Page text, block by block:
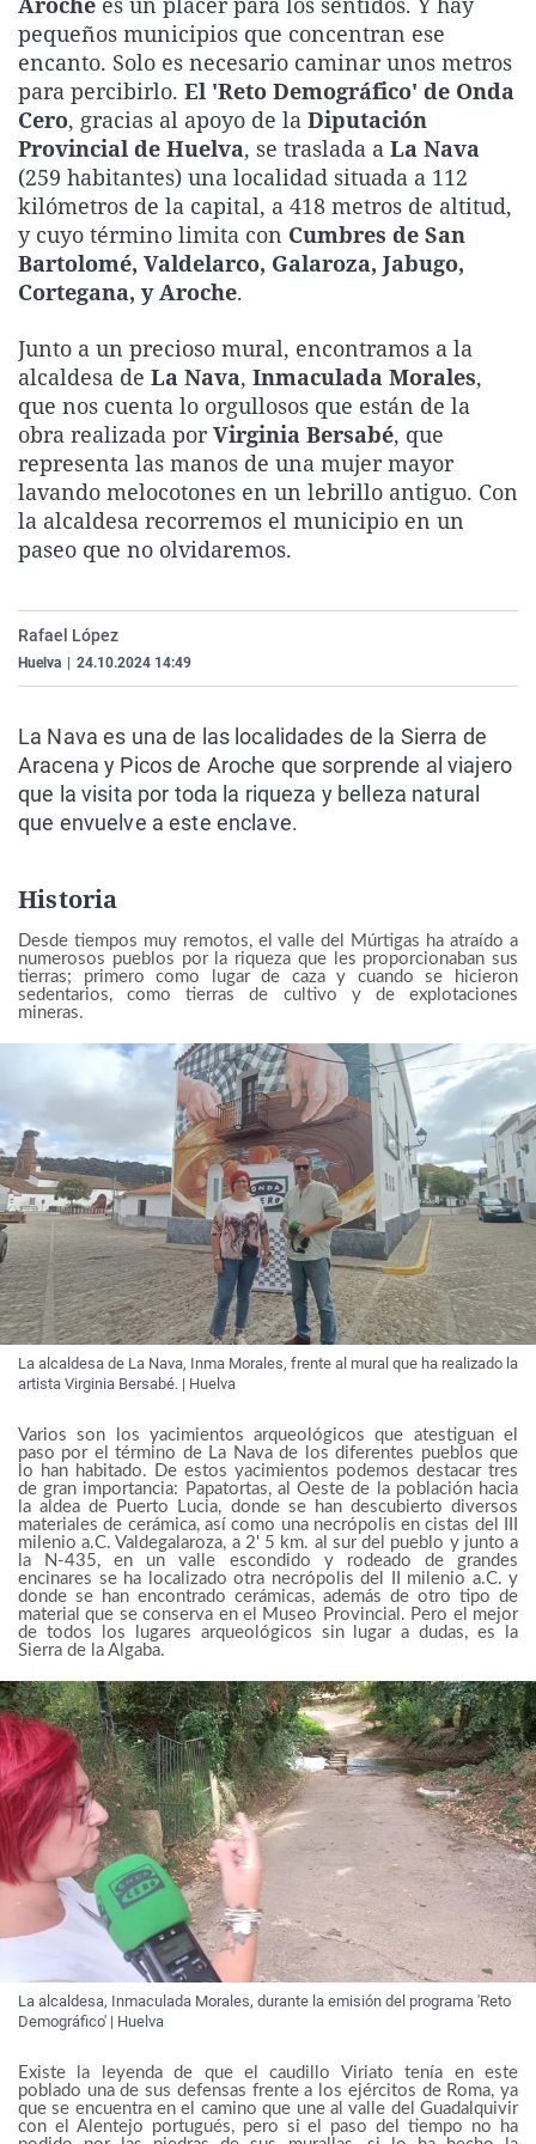
La rosa de los vientos
Gente viajera
Como el perro y el
Caso
Retornados
Equipo de
Operación Viuda
Extremadura
Galicia
La Rioja
Navarra
País Vasco
Virales
Televisión
Elecciones
pequeños municipios que concentran ese
encanto. Solo es necesario caminar unos metros
para percibirlo. El 'Reto Demográfico' de Onda
Cero, gracias al apoyo de la Diputación
Provincial de Huelva, se traslada a La Nava
(259 habitantes) una localidad situada a 112
kilómetros de la capital, a 418 metros de altitud,
y cuyo término limita con Cumbres de San
Bartolomé, Valdelarco, Galaroza, Jabugo,
Cortegana, y Aroche.
Junto a un precioso mural, encontramos a la
alcaldesa de La Nava, Inmaculada Morales,
que nos cuenta lo orgullosos que están de la
obra realizada porVirginia Bersabé, que
representa las manos de una mujer mayor
lavando melocotones en un lebrillo antiguo. Con
la alcaldesa recorremos el municipio en un
paseo que no olvidaremos.
Rafael López
Huelva 24.10.2024 14:49
La Nava es una de las localidades de la Sierra de
Aracena y Picos de Aroche que sorprende al viajero
que la visita por toda la riqueza y belleza natural
que envuelve a este enclave.
Historia
Desde tiempos muy remotos, el valle del Múrtigas ha atraído a
numerosos pueblos por la riqueza que les proporcionaban sus
tierras; primero como lugar de caza y cuando se hicieron
sedentarios, como tierras de cultivo y de explotaciones
mineras.
La alcaldesa de La Nava, Inma Morales, frente al mural que ha realizado la
artista Virginia Bersabé. | Huelva
Varios son los yacimientos arqueológicos que atestiguan el
paso por el término de La Nava de los diferentes pueblos que
lo han habitado. De estos yacimientos podemos destacar tres
de gran importancia: Papatortas, al Oeste de la población hacia
la aldea de Puerto Lucia, donde se han descubierto diversos
materiales de cerámica, así como una necrópolis en cistas del III
milenio a.C. Valdegalaroza, a 2' 5 km. al sur del pueblo y junto a
la N-435, en un valle escondido y rodeado de grandes
encinares se ha localizado otra necrópolis del II milenio a.C. y
donde se han encontrado cerámicas, además de otro tipo de
material que se conserva en el Museo Provincial. Pero el mejor
de todos los lugares arqueológicos sin lugar a dudas, es la
Sierra de la Algaba.
La alcaldesa, Inmaculada Morales, durante la emisión del programa 'Reto
Demográfico' | Huelva
Existe la leyenda de que el caudillo Viriato tenía en este
poblado una de sus defensas frente a los ejércitos de Roma, ya
que se encuentra en el camino que une al valle del Guadalquivir
con el Alentejo portugués, pero si el paso del tiempo no ha